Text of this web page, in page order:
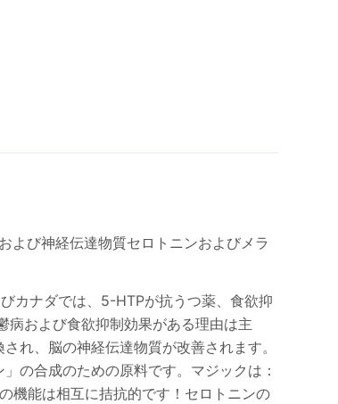
よび神経伝達物質セロトニンおよびメラ
カナダでは、5-HTPが抗うつ薬、食欲抑
および食欲抑制効果がある理由は主
れ、脳の神経伝達物質が改善されます。
の合成のための原料です。マジックは：
機能は相互に拮抗的です！セロトニンの